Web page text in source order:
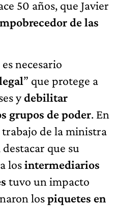
50 años, que Javier
de las
necesario
” que protege a
ydebilitar
grupos de poder. En
trabajo de la ministra
destacar que su
losintermediarios
tuvo un impacto
lospiquetes en